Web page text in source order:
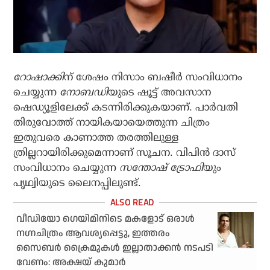
റോഷാക്കിന് ശേഷം നിസാം ബഷീര്‍ സംവിധാനം
ചെയ്യുന്ന നോബഡിയുടെ ഷൂട്ട് അവസാന
ഷെഡ്യൂളിലേക്ക് കടന്നിരിക്കുകയാണ്. പാര്‍വതി
തിരുവോത്ത് നായികയായെത്തുന്ന ചിത്രം
ഇതുവരെ കാണാത്ത തരത്തിലുള്ള
ത്രില്ലറായിരിക്കുമെന്നാണ് സൂചന. വിപിന്‍ ദാസ്
സംവിധാനം ചെയ്യുന്ന സന്തോഷ് ട്രോഫിയും
പൃഥ്വിയുടെ ലൈനപ്പിലുണ്ട്.
വീഡിയോ ഗെയിമിനിടെ മകളോട് ഒരാള്‍
നഗ്നചിത്രം ആവശ്യപ്പെട്ടു, ഇത്തരം
സൈബര്‍ ക്രൈമുകള്‍ ഇല്ലാതാക്കന്‍ നടപടി
വേണം: അക്ഷയ് കുമാര്‍